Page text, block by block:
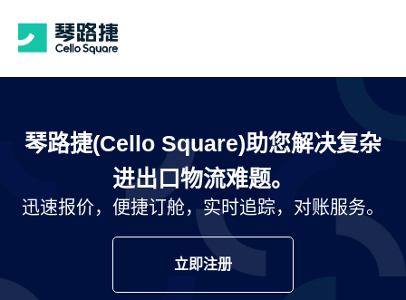
琴路捷(Cello Square)助您解决复杂
进出口物流难题。
迅速报价，便捷订舱，实时追踪，对账服务。
立即注册